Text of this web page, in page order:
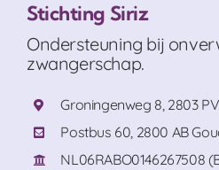
Stichting Siriz
Ondersteuning bij
zwangerschap.
Groningenweg 8, 2803
Postbus 60, 2800 AB
NL06RABO0146267508